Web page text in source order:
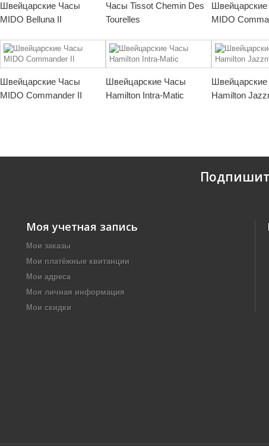
Швейцарские Часы
MIDO Belluna II
Часы Tissot Chemin Des
Tourelles
MIDO
Швейцарские Часы
MIDO Commander II
Швейцарские Часы
Hamilton Intra-Matic
Hamilton
Моя учетная запись
Мои заказы
Мои платёжные квитанции
Мои адреса
Моя личная информация
Мои скидки